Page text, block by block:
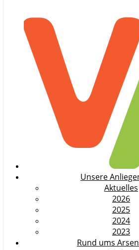
Unsere
Aktuelles
2026
2025
2024
2023
Rund ums